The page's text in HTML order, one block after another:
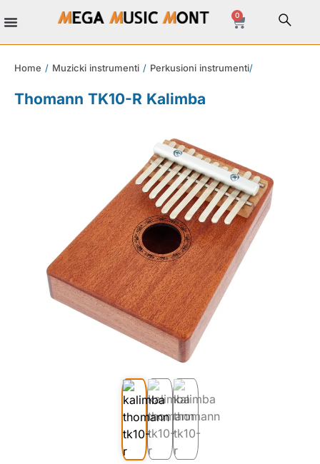
0
Home / Muzicki instrumenti / Perkusioni instrumenti/
Thomann TK10-R Kalimba